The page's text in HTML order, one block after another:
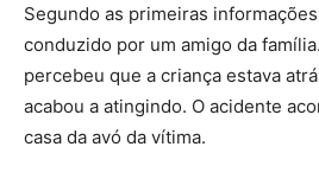
Segundo as primeiras
conduzido por um amigo da
percebeu que a criança estava
acabou a atingindo. O acidente
casa da avó da vítima.